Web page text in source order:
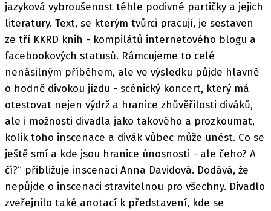
jazyková vybroušenost téhle podivné partičky a jejich
literatury. Text, se kterým tvůrci pracují, je sestaven
ze tří KKRD knih - kompilátů internetového blogu a
facebookových statusů. Rámcujeme to celé
nenásilným příběhem, ale ve výsledku půjde hlavně
o hodně divokou jízdu - scénický koncert, který má
otestovat nejen výdrž a hranice zhůvěřilosti diváků,
ale i možnosti divadla jako takového a prozkoumat,
kolik toho inscenace a divák vůbec může unést. Co se
ještě smí a kde jsou hranice únosnosti - ale čeho? A
čí?“ přibližuje inscenaci Anna Davidová. Dodává, že
nepůjde o inscenaci stravitelnou pro všechny. Divadlo
zveřejnilo také anotací k představení, kde se